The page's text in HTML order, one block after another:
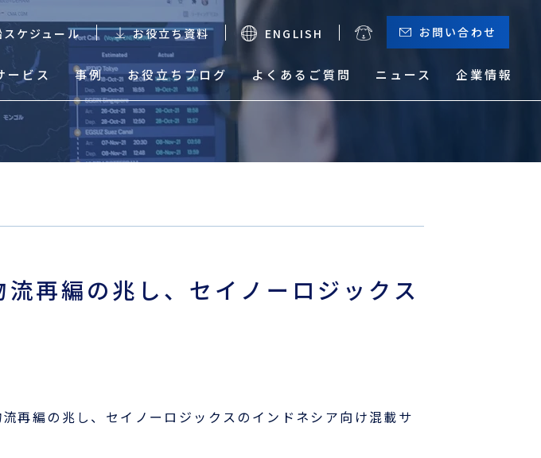
スケジュール お役立ち資料 ENGLISH お問い合わせ
ービス 事例 お役立ちブログ よくあるご質問 ニュース 企業情報
載貨物トレース
Excelスケジュ
ンロード
インはこちら
サーチャージ一覧
本船動静と換算レート
B/L発行店
再編の兆し、セイノーロジックス
再編の兆し、セイノーロジックスのインドネシア向け混載サ